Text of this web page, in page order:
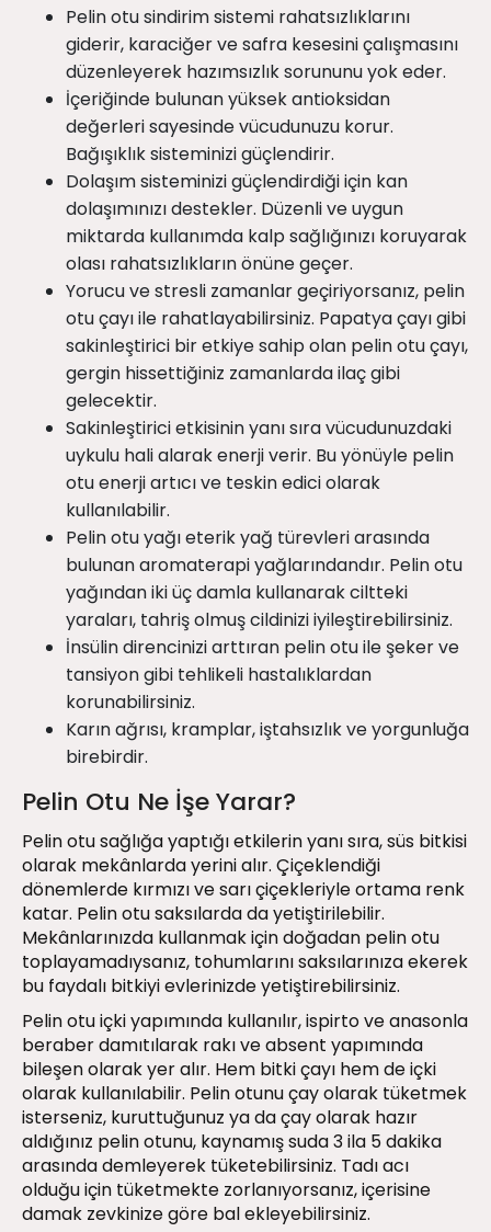
Pelin otu sindirim sistemi rahatsızlıklarını
giderir, karaciğer ve safra kesesini çalışmasını
düzenleyerek hazımsızlık sorununu yok eder.
İçeriğinde bulunan yüksek antioksidan
değerleri sayesinde vücudunuzu korur.
Bağışıklık sisteminizi güçlendirir.
Dolaşım sisteminizi güçlendirdiği için kan
dolaşımınızı destekler. Düzenli ve uygun
miktarda kullanımda kalp sağlığınızı koruyarak
olası rahatsızlıkların önüne geçer.
Yorucu ve stresli zamanlar geçiriyorsanız, pelin
otu çayı ile rahatlayabilirsiniz. Papatya çayı gibi
sakinleştirici bir etkiye sahip olan pelin otu çayı,
gergin hissettiğiniz zamanlarda ilaç gibi
gelecektir.
Sakinleştirici etkisinin yanı sıra vücudunuzdaki
uykulu hali alarak enerji verir. Bu yönüyle pelin
otu enerji artıcı ve teskin edici olarak
kullanılabilir.
Pelin otu yağı eterik yağ türevleri arasında
bulunan aromaterapi yağlarındandır. Pelin otu
yağından iki üç damla kullanarak ciltteki
yaraları, tahriş olmuş cildinizi iyileştirebilirsiniz.
İnsülin direncinizi arttıran pelin otu ile şeker ve
tansiyon gibi tehlikeli hastalıklardan
korunabilirsiniz.
Karın ağrısı, kramplar, iştahsızlık ve yorgunluğa
birebirdir.
Pelin Otu Ne İşe Yarar?
Pelin otu sağlığa yaptığı etkilerin yanı sıra, süs bitkisi
olarak mekânlarda yerini alır. Çiçeklendiği
dönemlerde kırmızı ve sarı çiçekleriyle ortama renk
katar. Pelin otu saksılarda da yetiştirilebilir.
Mekânlarınızda kullanmak için doğadan pelin otu
toplayamadıysanız, tohumlarını saksılarınıza ekerek
bu faydalı bitkiyi evlerinizde yetiştirebilirsiniz.
Pelin otu içki yapımında kullanılır, ispirto ve anasonla
beraber damıtılarak rakı ve absent yapımında
bileşen olarak yer alır. Hem bitki çayı hem de içki
olarak kullanılabilir. Pelin otunu çay olarak tüketmek
isterseniz, kuruttuğunuz ya da çay olarak hazır
aldığınız pelin otunu, kaynamış suda 3 ila 5 dakika
arasında demleyerek tüketebilirsiniz. Tadı acı
olduğu için tüketmekte zorlanıyorsanız, içerisine
damak zevkinize göre bal ekleyebilirsiniz.